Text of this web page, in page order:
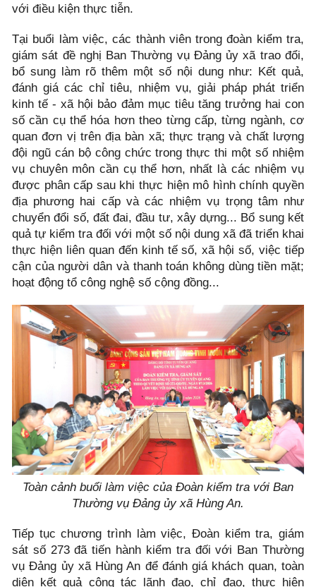
với điều kiện thực tiễn.
Tại buổi làm việc, các thành viên trong đoàn kiểm tra,
giám sát đề nghị Ban Thường vụ Đảng ủy xã trao đổi,
bổ sung làm rõ thêm một số nội dung như: Kết quả,
đánh giá các chỉ tiêu, nhiệm vụ, giải pháp phát triển
kinh tế - xã hội bảo đảm mục tiêu tăng trưởng hai con
số cần cụ thể hóa hơn theo từng cấp, từng ngành, cơ
quan đơn vị trên địa bàn xã; thực trạng và chất lượng
đội ngũ cán bộ công chức trong thực thi một số nhiệm
vụ chuyên môn cần cụ thể hơn, nhất là các nhiệm vụ
được phân cấp sau khi thực hiện mô hình chính quyền
địa phương hai cấp và các nhiệm vụ trọng tâm như
chuyển đổi số, đất đai, đầu tư, xây dựng... Bổ sung kết
quả tự kiểm tra đối với một số nội dung xã đã triển khai
thực hiện liên quan đến kinh tế số, xã hội số, việc tiếp
cận của người dân và thanh toán không dùng tiền mặt;
hoạt động tổ công nghệ số cộng đồng...
Toàn cảnh buổi làm việc của Đoàn kiểm tra với Ban
Thường vụ Đảng ủy xã Hùng An.
Tiếp tục chương trình làm việc, Đoàn kiểm tra, giám
sát số 273 đã tiến hành kiểm tra đối với Ban Thường
vụ Đảng ủy xã Hùng An để đánh giá khách quan, toàn
diện kết quả công tác lãnh đạo, chỉ đạo, thực hiện